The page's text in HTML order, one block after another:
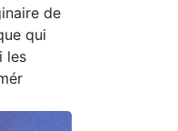
de
qui
les